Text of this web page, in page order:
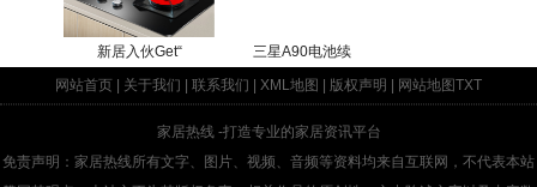
新居入伙Get“
三星A90电池续
网站首页
关于我们 联系我们 XML地图 版权声明 网站地图TXT
家居热线-打造专业的家居资讯平台
免责声明：家居热线所有文字、图片、视频、音频等资料均来自互联网，不代表本站